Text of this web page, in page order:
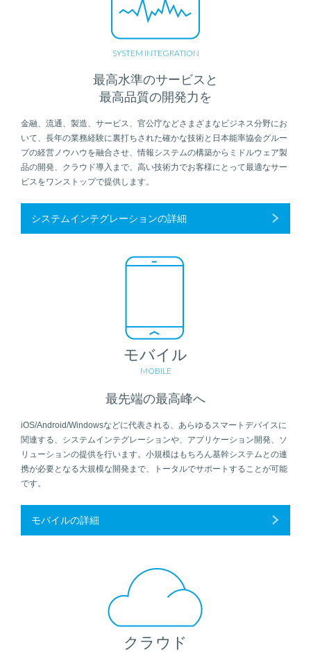
SYSTEM INTEGRATION
最高水準のサービスと
最高品質の開発力を
金融、流通、製造、サービス、官公庁などさまざまなビジネス分野にお
いて、長年の業務経験に裏打ちされた確かな技術と日本能率協会グルー
プの経営ノウハウを融合させ、情報システムの構築からミドルウェア製
品の開発、クラウド導入まで、高い技術力でお客様にとって最適なサー
ビスをワンストップで提供します。
システムインテグレーションの詳細
モバイル
MOBILE
最先端の最高峰へ
iOS/Android/Windowsなどに代表される、あらゆるスマートデバイスに
関連する、システムインテグレーションや、アプリケーション開発、ソ
リューションの提供を行います。小規模はもちろん基幹システムとの連
携が必要となる大規模な開発まで、トータルでサポートすることが可能
です。
モバイルの詳細
クラウド